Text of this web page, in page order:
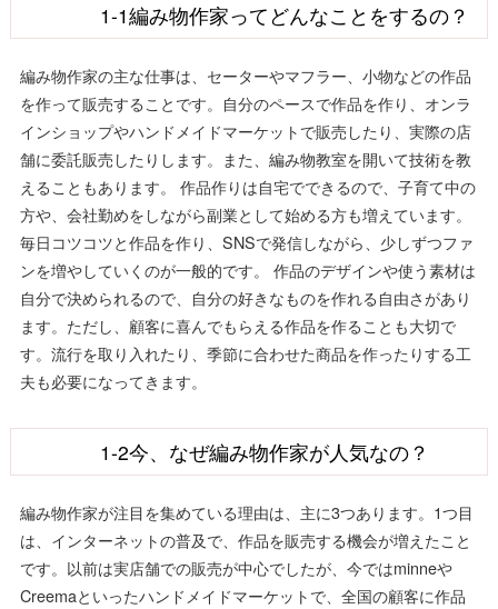
1-1編み物作家ってどんなことをするの？
編み物作家の主な仕事は、セーターやマフラー、小物などの作品
を作って販売することです。自分のペースで作品を作り、オンラ
インショップやハンドメイドマーケットで販売したり、実際の店
舗に委託販売したりします。また、編み物教室を開いて技術を教
えることもあります。 作品作りは自宅でできるので、子育て中の
方や、会社勤めをしながら副業として始める方も増えています。
毎日コツコツと作品を作り、SNSで発信しながら、少しずつファ
ンを増やしていくのが一般的です。 作品のデザインや使う素材は
自分で決められるので、自分の好きなものを作れる自由さがあり
ます。ただし、顧客に喜んでもらえる作品を作ることも大切で
す。流行を取り入れたり、季節に合わせた商品を作ったりする工
夫も必要になってきます。
1-2今、なぜ編み物作家が人気なの？
編み物作家が注目を集めている理由は、主に3つあります。1つ目
は、インターネットの普及で、作品を販売する機会が増えたこと
です。以前は実店舗での販売が中心でしたが、今ではminneや
Creemaといったハンドメイドマーケットで、全国の顧客に作品